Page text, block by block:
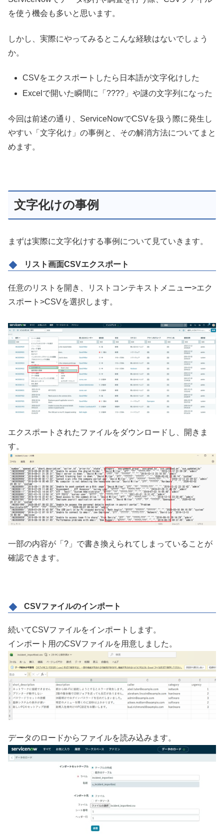
を使う機会も多いと思います。
しかし、実際にやってみるとこんな経験はないでしょう
か。
CSVをエクスポートしたら日本語が文字化けした
Excelで開いた瞬間に「????」や謎の文字列になった
今回は前述の通り、ServiceNowでCSVを扱う際に発生し
やすい「文字化け」の事例と、その解消方法についてまと
めます。
文字化けの事例
まずは実際に文字化けする事例について見ていきます。
リスト画面CSVエクスポート
任意のリストを開き、リストコンテキストメニュー>エク
スポート>CSVを選択します。
エクスポートされたファイルをダウンロードし、開きま
す。
一部の内容が「?」で書き換えられてしまっていることが
確認できます。
CSVファイルのインポート
続いてCSVファイルをインポートします。
インポート用のCSVファイルを用意しました。
データのロードからファイルを読み込みます。